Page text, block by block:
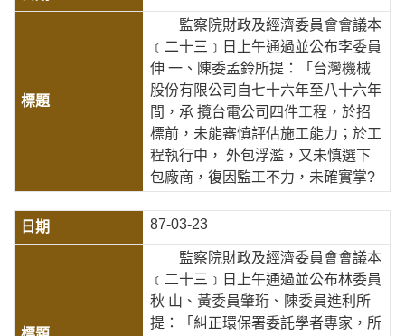
監察院財政及經濟委員會會議本
﹝二十三﹞日上午通過並公布李委員
伸 一、陳委孟鈴所提：「台灣機械
股份有限公司自七十六年至八十六年
間，承 攬台電公司四件工程，於招
標前，未能審慎評估施工能力；於工
程執行中， 外包浮濫，又未慎選下
包廠商，復因監工不力，未確實掌?
87-03-23
監察院財政及經濟委員會會議本
﹝二十三﹞日上午通過並公布林委員
秋 山、黃委員肇珩、陳委員進利所
提：「糾正環保署委託學者專家，所